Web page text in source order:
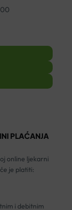
PLAĆANJA
online ljekarni
je platiti:
i debitnim